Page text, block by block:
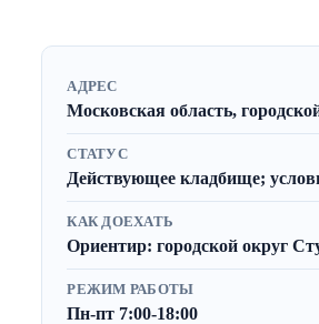
АДРЕС
Московская область,
СТАТУС
Действующее кладбище;
КАК ДОЕХАТЬ
Ориентир: городской округ
РЕЖИМ РАБОТЫ
Пн-пт 7:00-18:00